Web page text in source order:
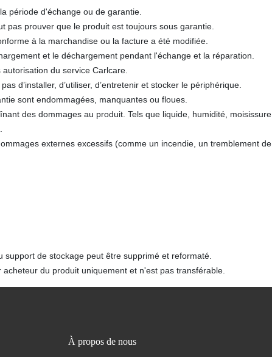
période d'échange ou de garantie.
pas prouver que le produit est toujours sous garantie.
à la marchandise ou la facture a été modifiée.
et le déchargement pendant l'échange et la réparation.
du service Carlcare.
d’installer, d’utiliser, d’entretenir et stocker le périphérique.
sont endommagées, manquantes ou floues.
des dommages au produit. Tels que liquide, humidité, moisissure,
externes excessifs (comme un incendie, un tremblement de
de stockage peut être supprimé et reformaté.
du produit uniquement et n'est pas transférable.
À propos de nous